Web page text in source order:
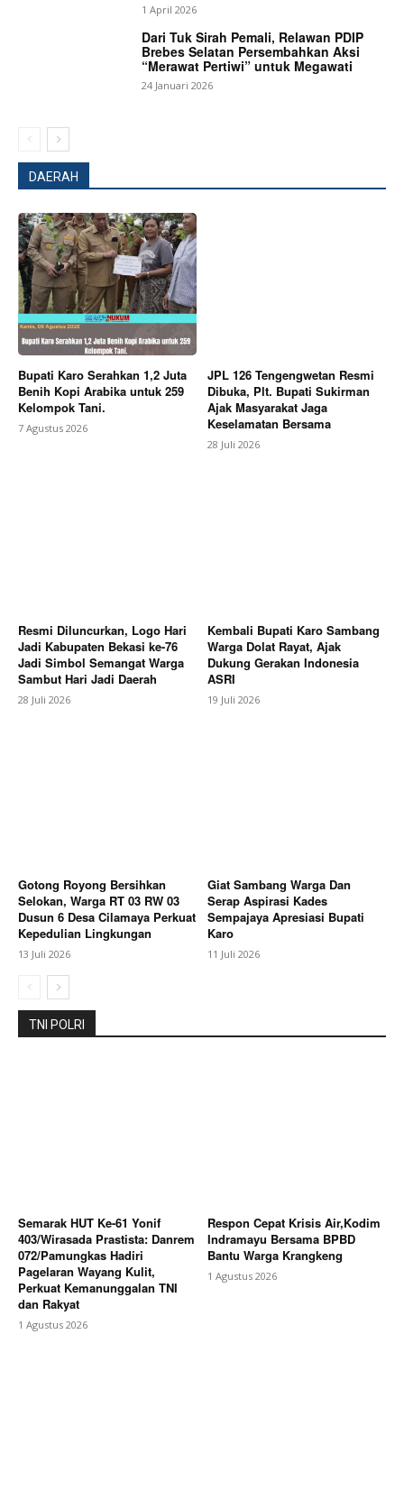
1 April 2026
Dari Tuk Sirah Pemali, Relawan PDIP
Brebes Selatan Persembahkan Aksi
“Merawat Pertiwi” untuk Megawati
24 Januari 2026
DAERAH
Bupati Karo Serahkan 1,2 Juta
Benih Kopi Arabika untuk 259
Kelompok Tani.
7 Agustus 2026
JPL 126 Tengengwetan Resmi
Dibuka, Plt. Bupati Sukirman
Ajak Masyarakat Jaga
Keselamatan Bersama
28 Juli 2026
Resmi Diluncurkan, Logo Hari
Jadi Kabupaten Bekasi ke-76
Jadi Simbol Semangat Warga
Sambut Hari Jadi Daerah
28 Juli 2026
Kembali Bupati Karo Sambang
Warga Dolat Rayat, Ajak
Dukung Gerakan Indonesia
ASRI
19 Juli 2026
Gotong Royong Bersihkan
Selokan, Warga RT 03 RW 03
Dusun 6 Desa Cilamaya Perkuat
Kepedulian Lingkungan
13 Juli 2026
Giat Sambang Warga Dan
Serap Aspirasi Kades
Sempajaya Apresiasi Bupati
Karo
11 Juli 2026
TNI POLRI
Semarak HUT Ke-61 Yonif
403/Wirasada Prastista: Danrem
072/Pamungkas Hadiri
Pagelaran Wayang Kulit,
Perkuat Kemanunggalan TNI
dan Rakyat
1 Agustus 2026
Respon Cepat Krisis Air,Kodim
Indramayu Bersama BPBD
Bantu Warga Krangkeng
1 Agustus 2026